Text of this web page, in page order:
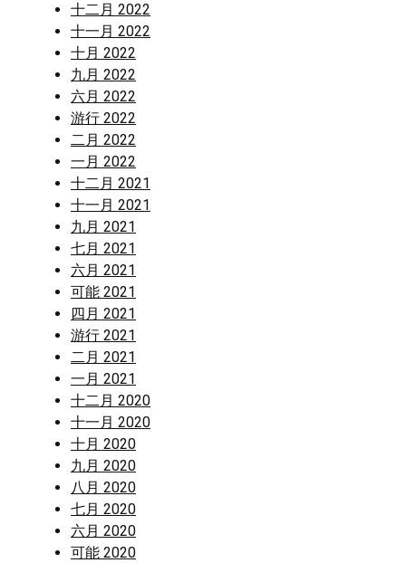
十二月 2022
十一月 2022
十月 2022
九月 2022
六月 2022
游行 2022
二月 2022
一月 2022
十二月 2021
十一月 2021
九月 2021
七月 2021
六月 2021
可能 2021
四月 2021
游行 2021
二月 2021
一月 2021
十二月 2020
十一月 2020
十月 2020
九月 2020
八月 2020
七月 2020
六月 2020
可能 2020